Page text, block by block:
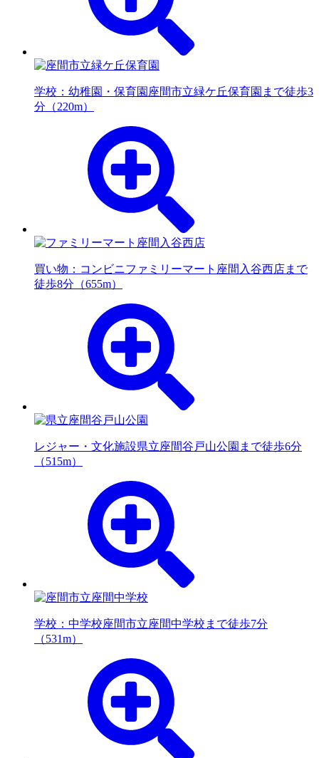
学校：幼稚園・保育園 座間市立緑ケ丘保育園まで徒歩3
分（220m）
買い物：コンビニファミリーマート座間入谷西店まで
徒歩8分（655m）
レジャー・文化施設県立座間谷戸山公園まで徒歩6分
（515m）
学校：中学校座間市立座間中学校まで徒歩7分
（531m）